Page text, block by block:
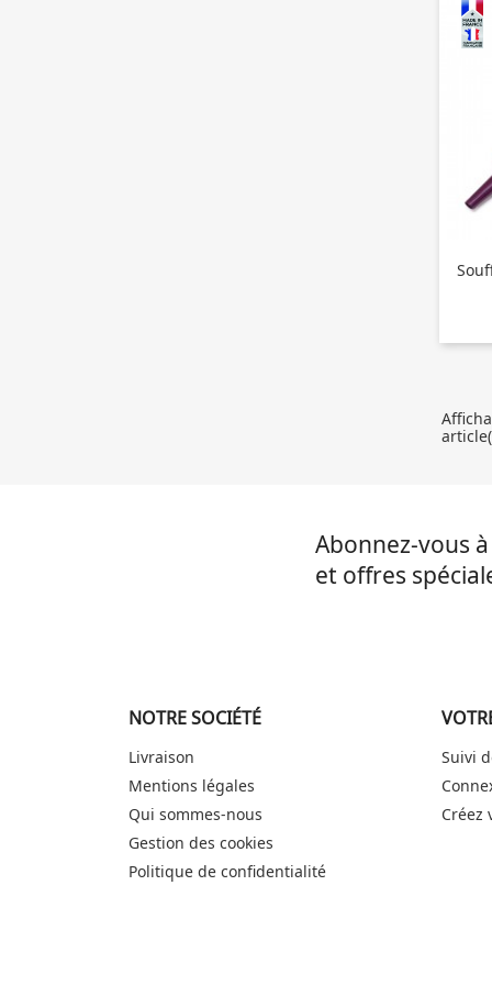
Abonnez-vous
et offres
NOTRE SOCIÉTÉ
Livraison
Mentions légales
Qui sommes-nous
Gestion des cookies
Politique de confidentialité
Suivi
Créez